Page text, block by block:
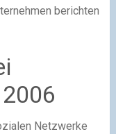
berichten
Netzwerke